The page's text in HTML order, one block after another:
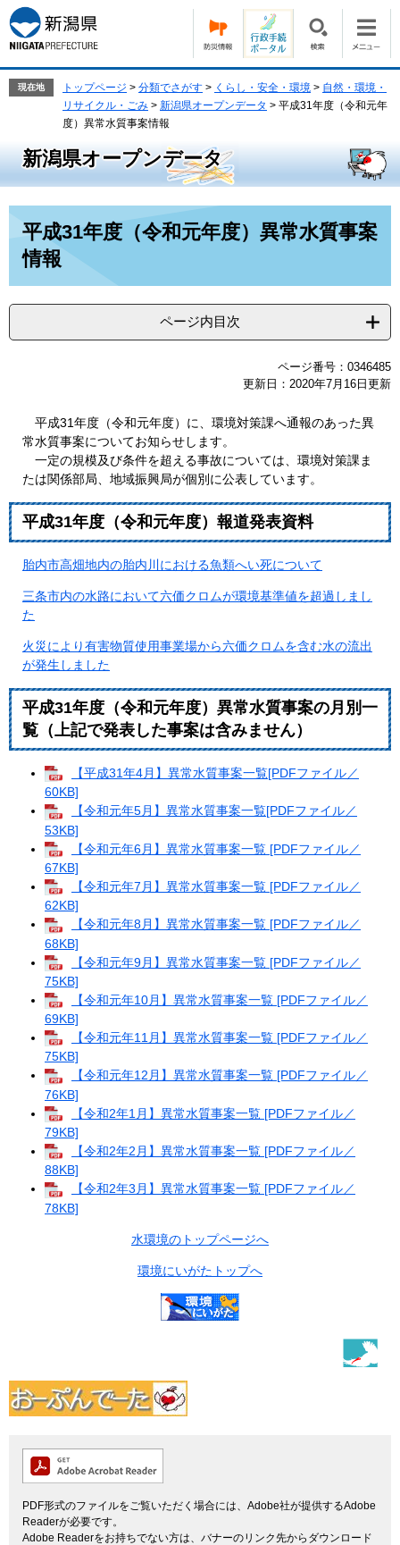
ー
ジ
の
ニ
ュ
ー
現在地 トップページ > 分類でさがす > くらし・安全・環境 > 自然・環境・
リサイクル・ごみ > 新潟県オープンデータ > 平成31年度（令和元年
度）異常水質事案情報
新潟県オープンデータ
平成31年度（令和元年度）異常水質事案
情報
ページ内目次
ページ番号：0346485
更新日：2020年7月16日更新
平成31年度（令和元年度）に、環境対策課へ通報のあった異
常水質事案についてお知らせします。
一定の規模及び条件を超える事故については、環境対策課ま
たは関係部局、地域振興局が個別に公表しています。
平成31年度（令和元年度）報道発表資料
胎内市高畑地内の胎内川における魚類へい死について
三条市内の水路において六価クロムが環境基準値を超過しまし
た
火災により有害物質使用事業場から六価クロムを含む水の流出
が発生しました
平成31年度（令和元年度）異常水質事案の月別一
覧（上記で発表した事案は含みません）
【平成31年4月】異常水質事案一覧[PDFファイル／
60KB]
【令和元年5月】異常水質事案一覧[PDFファイル／
53KB]
【令和元年6月】異常水質事案一覧 [PDFファイル／
67KB]
【令和元年7月】異常水質事案一覧 [PDFファイル／
62KB]
【令和元年8月】異常水質事案一覧 [PDFファイル／
68KB]
【令和元年9月】異常水質事案一覧 [PDFファイル／
75KB]
【令和元年10月】異常水質事案一覧 [PDFファイル／
69KB]
【令和元年11月】異常水質事案一覧 [PDFファイル／
75KB]
【令和元年12月】異常水質事案一覧 [PDFファイル／
76KB]
【令和2年1月】異常水質事案一覧 [PDFファイル／
79KB]
【令和2年2月】異常水質事案一覧 [PDFファイル／
88KB]
【令和2年3月】異常水質事案一覧 [PDFファイル／
78KB]
水環境のトップページへ
環境にいがたトップへ
PDF形式のファイルをご覧いただく場合には、Adobe社が提供するAdobe
Readerが必要です。
Adobe Readerをお持ちでない方は、バナーのリンク先からダウンロード